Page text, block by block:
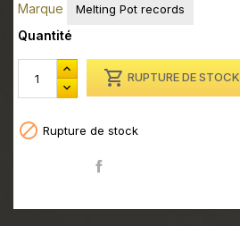
Marque Melting Pot records
Quantité
 RUPTURE DE STOCK
 Rupture de stock